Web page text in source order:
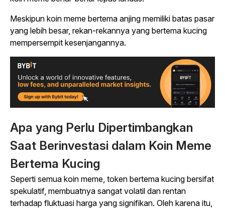
Meskipun koin meme bertema anjing memiliki batas pasar
yang lebih besar, rekan-rekannya yang bertema kucing
mempersempit kesenjangannya.
Apa yang Perlu Dipertimbangkan
Saat Berinvestasi dalam Koin Meme
Bertema Kucing
Seperti semua koin meme, token bertema kucing bersifat
spekulatif, membuatnya sangat volatil dan rentan
terhadap fluktuasi harga yang signifikan. Oleh karena itu,